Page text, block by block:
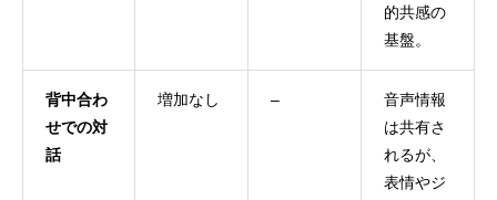
的共感の
基盤。
背中合わ
せでの対
話
増加なし –
音声情報
は共有さ
れるが、
表情やジ